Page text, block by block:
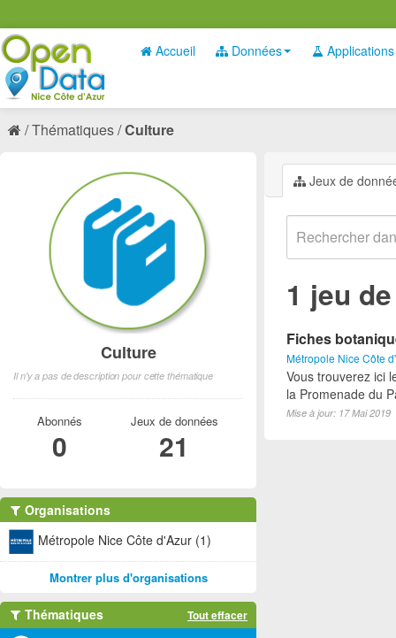
Accueil Données Applications
Thématiques Culture
Jeux de
1 jeu
Fiches
Métropole Nice Côte
Vous trouverez ici
la Promenade du
Mise à jour: 17 Mai 2019
Culture
Il n'y a pas de description pour cette thématique
Abonnés
0
Jeux de données
21
Organisations
Métropole Nice Côte d'Azur (1)
Montrer plus d'organisations
Thématiques Tout effacer